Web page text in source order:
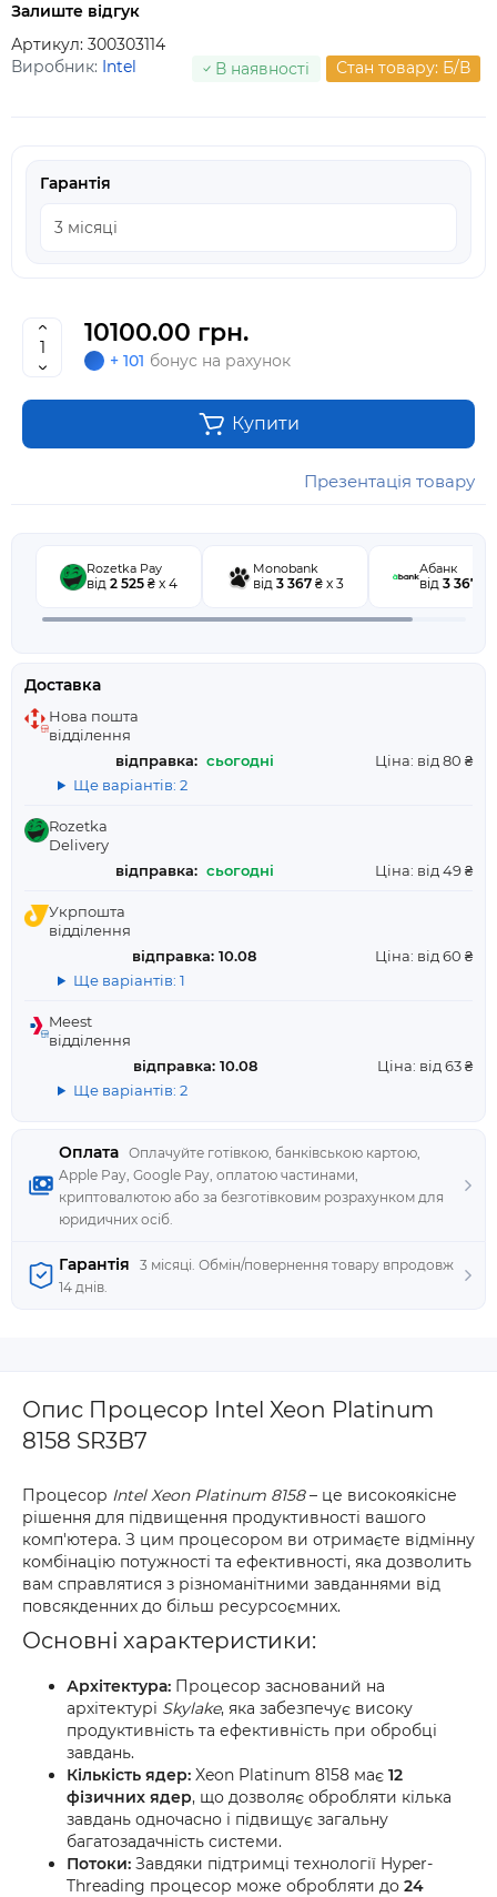
Залиште відгук
Артикул: 300303114
Виробник: Intel В наявності Стан товару: Б/В
Гарантія
10100.00 грн.
+ 101 бонус на рахунок
Купити
Презентація товару
Оплата Оплачуйте готівкою, банківською картою,
Apple Pay, Google Pay, оплатою частинами,
криптовалютою або за безготівковим розрахунком для
юридичних осіб.
Rozetka Pay
від 2 525 ₴ x 4
Monobank
від 3 367 ₴ x 3
Абанк
від 3 367
Доставка
Нова пошта
відділення
відправка: сьогодні
Ціна: від 80 ₴
Ще варіантів: 2
Rozetka
Delivery
відправка: сьогодні Ціна: від 49 ₴
Укрпошта
відділення
відправка: 10.08
Ціна: від 60 ₴
Ще варіантів: 1
Meest
відділення
відправка: 10.08
Ціна: від 63 ₴
Ще варіантів: 2
Гарантія
3 місяці. Обмін/повернення товару впродовж
14 днів.
Опис Процесор Intel Xeon Platinum
8158 SR3B7
Процесор Intel Xeon Platinum 8158– це високоякісне
рішення для підвищення продуктивності вашого
комп'ютера. З цим процесором ви отримаєте відмінну
комбінацію потужності та ефективності, яка дозволить
вам справлятися з різноманітними завданнями від
повсякденних до більш ресурсоємних.
Основні характеристики:
Архітектура: Процесор заснований на
архітектурі Skylake, яка забезпечує високу
продуктивність та ефективність при обробці
завдань.
Кількість ядер: Xeon Platinum 8158 має 12
фізичних ядер, що дозволяє обробляти кілька
завдань одночасно і підвищує загальну
багатозадачність системи.
Потоки: Завдяки підтримці технології Hyper-
Threading процесор може обробляти до 24